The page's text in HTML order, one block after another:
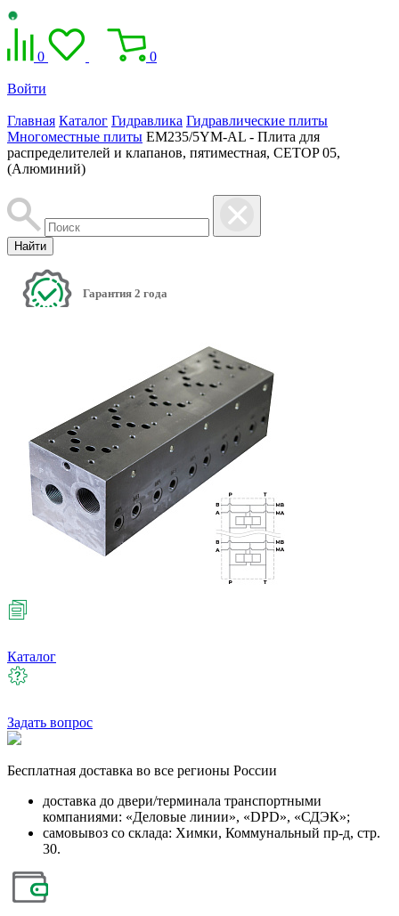
0 0
Войти
Главная Каталог Гидравлика Гидравлические плиты
Многоместные плиты EM235/5YM-AL - Плита для
распределителей и клапанов, пятиместная, CETOP 05,
(Алюминий)
Найти
Гарантия 2 года
Каталог
Задать вопрос
Бесплатная доставка во все регионы России
доставка до двери/терминала транспортными
компаниями: «Деловые линии», «DPD», «СДЭК»;
самовывоз со склада: Химки, Коммунальный пр-д, стр.
30.